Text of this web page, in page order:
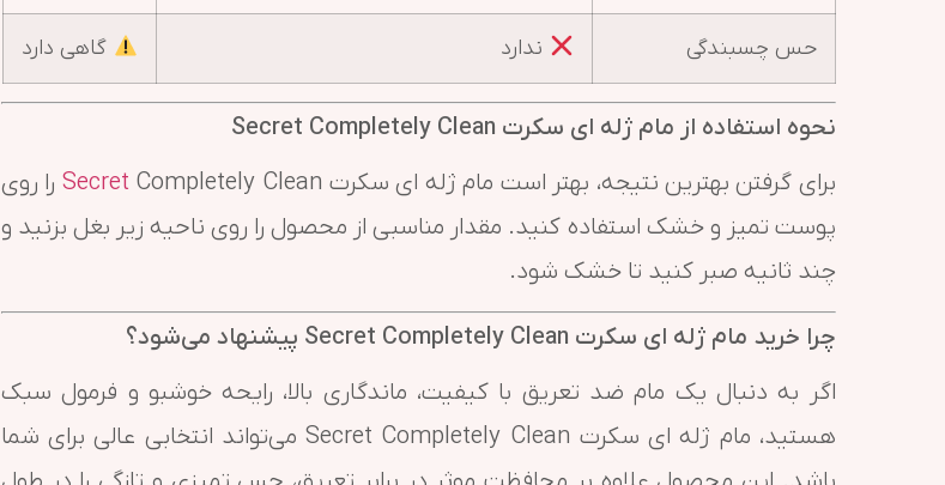
حس چسبندگی ندارد گاهی دارد
نحوه استفاده از مام ژله ای سکرت Secret Completely Clean
برای گرفتن بهترین نتیجه، بهتر است مام ژله ای سکرت
Secret Completely Clean را روی
پوست تمیز و خشک استفاده کنید. مقدار مناسبی از محصول را روی ناحیه زیر بغل بزنید و
چند ثانیه صبر کنید تا خشک شود.
چرا خرید مام ژله ای سکرت Secret Completely Clean پیشنهاد می‌شود؟
اگر به دنبال یک مام ضد تعریق با کیفیت، ماندگاری بالا، رایحه خوشبو و فرمول سبک
هستید، مام ژله ای سکرت Secret Completely Clean می‌تواند انتخابی عالی برای شما